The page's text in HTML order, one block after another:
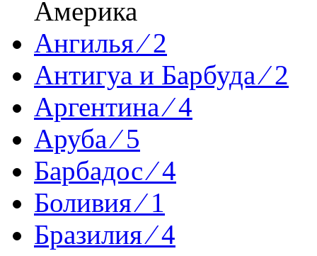
Америка
Ангилья ⁄ 2
Антигуа и Барбуда ⁄ 2
Аргентина ⁄ 4
Аруба ⁄ 5
Барбадос ⁄ 4
Боливия ⁄ 1
Бразилия ⁄ 4